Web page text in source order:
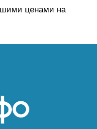
ценами на